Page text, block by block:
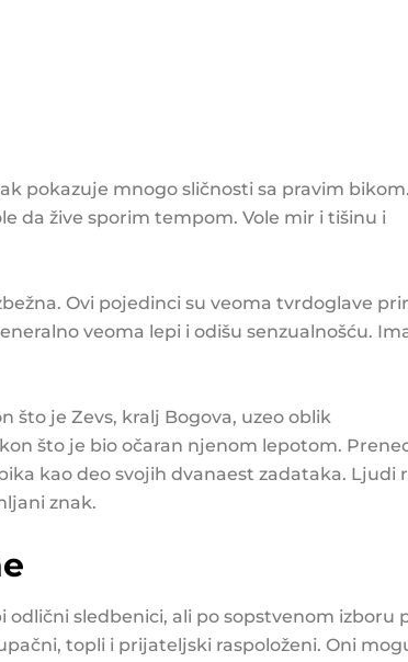
pokazuje mnogo sličnosti sa pravim bikom.
da žive sporim tempom. Vole mir i tišinu i
Ovi pojedinci su veoma tvrdoglave
veoma lepi i odišu senzualnošću.
što je Zevs, kralj Bogova, uzeo oblik
što je bio očaran njenom lepotom.
kao deo svojih dvanaest zadataka. Ljudi
znak.
sledbenici, ali po sopstvenom izboru
topli i prijateljski raspoloženi. Oni